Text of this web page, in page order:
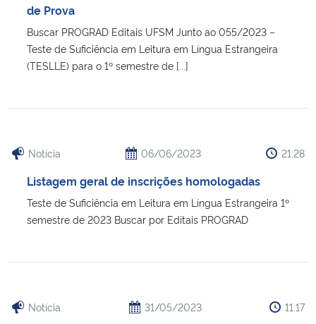
de Prova
Buscar PROGRAD Editais UFSM Junto ao 055/2023 –
Teste de Suficiência em Leitura em Língua Estrangeira
(TESLLE) para o 1º semestre de [...]
Notícia 06/06/2023 21:28
Listagem geral de inscrições homologadas
Teste de Suficiência em Leitura em Língua Estrangeira 1º
semestre de 2023 Buscar por Editais PROGRAD
Notícia 31/05/2023 11:17